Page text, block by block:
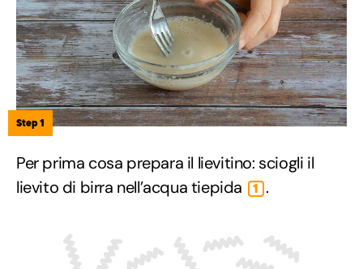
Step 1
Per prima cosa prepara il lievitino: sciogli il
lievito di birra nell’acqua tiepida
1 .